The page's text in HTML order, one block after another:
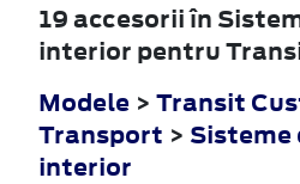
19 accesorii în
interior pentru
Modele > Transit
Transport >
interior